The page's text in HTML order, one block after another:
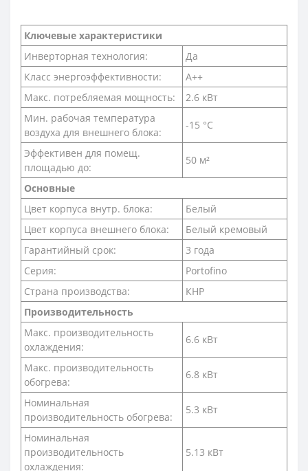
Ключевые характеристики
Инверторная технология:
Да
Класс энергоэффективности:
A++
Макс. потребляемая мощность:
2.6 кВт
Мин. рабочая температура
воздуха для внешнего блока:
-15 °С
Эффективен для помещ.
площадью до:
50 м²
Основные
Цвет корпуса внутр. блока:
Белый
Цвет корпуса внешнего блока:
Белый кремовый
Гарантийный срок:
3 года
Серия:
Portofino
Страна производства:
КНР
Производительность
Макс. производительность
охлаждения:
6.6 кВт
Макс. производительность
обогрева:
6.8 кВт
Номинальная
производительность обогрева:
5.3 кВт
Номинальная
производительность
охлаждения:
5.13 кВт